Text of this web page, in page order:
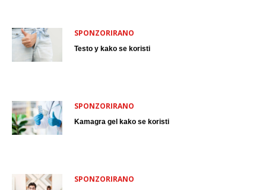
SPONZORIRANO
Testo y kako se koristi
SPONZORIRANO
Kamagra gel kako se koristi
SPONZORIRANO